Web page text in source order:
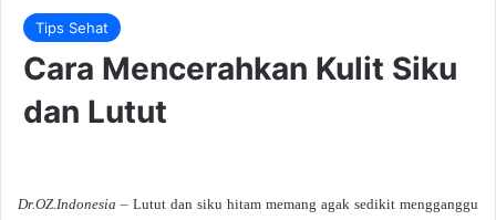
Tips Sehat
Cara Mencerahkan Kulit Siku
dan Lutut
Dr.OZ.Indonesia – Lutut dan siku hitam memang agak sedikit mengganggu